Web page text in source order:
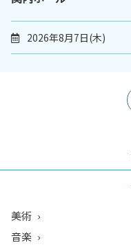
2026年8月7日(木)
美術
音楽